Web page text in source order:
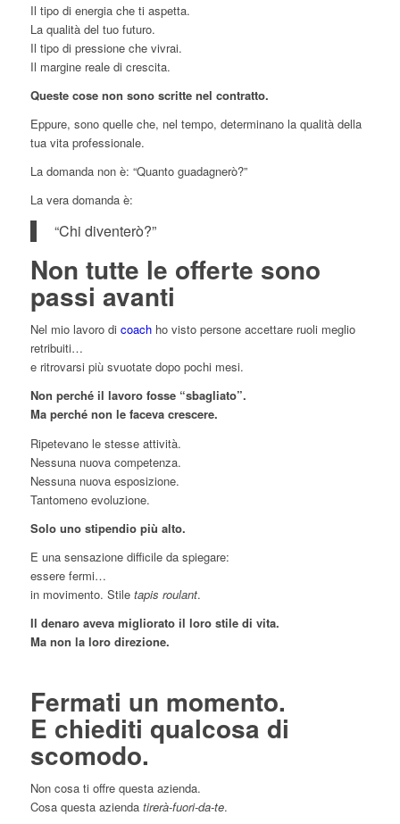
Il tipo di energia che ti aspetta.
La qualità del tuo futuro.
Il tipo di pressione che vivrai.
Il margine reale di crescita.
Queste cose non sono scritte nel contratto.
Eppure, sono quelle che, nel tempo, determinano la qualità della
tua vita professionale.
La domanda non è: “Quanto guadagnerò?”
La vera domanda è:
“Chi diventerò?”
Non tutte le offerte sono
passi avanti
Nel mio lavoro di coachho visto persone accettare ruoli meglio
retribuiti…
e ritrovarsi più svuotate dopo pochi mesi.
Non perché il lavoro fosse “sbagliato”.
Ma perché non le faceva crescere.
Ripetevano le stesse attività.
Nessuna nuova competenza.
Nessuna nuova esposizione.
Tantomeno evoluzione.
Solo uno stipendio più alto.
E una sensazione difficile da spiegare:
essere fermi…
in movimento. Stile tapis roulant.
Il denaro aveva migliorato il loro stile di vita.
Ma non la loro direzione.
Fermati un momento.
E chiediti qualcosa di
scomodo.
Non cosa ti offre questa azienda.
Cosa questa azienda tirerà-fuori-da-te.